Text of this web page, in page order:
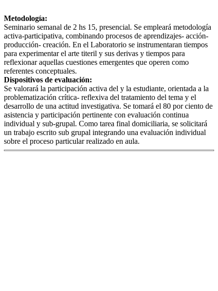
Metodología:
Seminario semanal de 2 hs 15, presencial. Se empleará metodología
activa-participativa, combinando procesos de aprendizajes- acción-
producción- creación. En el Laboratorio se instrumentaran tiempos
para experimentar el arte titeril y sus derivas y tiempos para
reflexionar aquellas cuestiones emergentes que operen como
referentes conceptuales.
Dispositivos de evaluación:
Se valorará la participación activa del y la estudiante, orientada a la
problematización crítica- reflexiva del tratamiento del tema y el
desarrollo de una actitud investigativa. Se tomará el 80 por ciento de
asistencia y participación pertinente con evaluación continua
individual y sub-grupal. Como tarea final domiciliaria, se solicitará
un trabajo escrito sub grupal integrando una evaluación individual
sobre el proceso particular realizado en aula.